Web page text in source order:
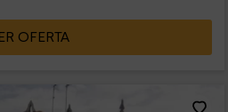
OFERTA